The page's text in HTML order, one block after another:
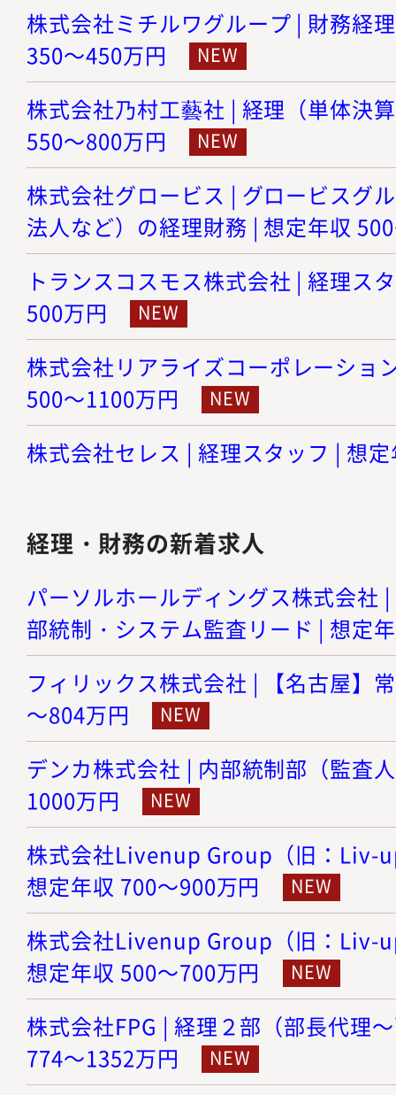
株式会社ミチルワグループ | 財務経
350～450万円
株式会社乃村工藝社 | 経理（単体決
550～800万円
株式会社グロービス | グロービスグ
法人など）の経理財務 | 想定年収
トランスコスモス株式会社 | 経理ス
500万円
株式会社リアライズコーポレーショ
500～1100万円
株式会社セレス | 経理スタッフ | 想
経理・財務の新着求人
パーソルホールディングス株式会社
部統制・システム監査リード | 想定
フィリックス株式会社 | 【名古屋】
～804万円
デンカ株式会社 | 内部統制部（監査
1000万円
株式会社Livenup Group（旧：Liv-
想定年収 700～900万円
株式会社Livenup Group（旧：Liv-
想定年収 500～700万円
株式会社FPG | 経理２部（部長代理
774～1352万円